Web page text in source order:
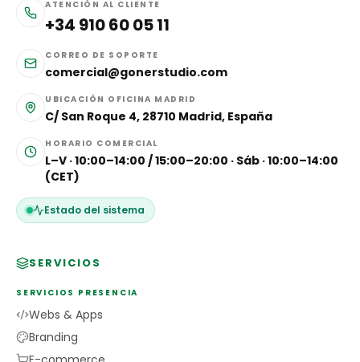
ATENCIÓN AL CLIENTE
+34 910 60 05 11
CORREO DE SOPORTE
comercial@gonerstudio.com
UBICACIÓN OFICINA MADRID
C/ San Roque 4, 28710 Madrid, España
HORARIO COMERCIAL
L–V · 10:00–14:00 / 15:00–20:00 · Sáb · 10:00–14:00
(CET)
Estado del sistema
SERVICIOS
SERVICIOS PRESENCIA
Webs & Apps
Branding